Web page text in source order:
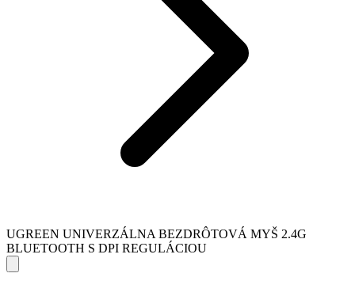
UGREEN UNIVERZÁLNA BEZDRÔTOVÁ MYŠ 2.4G
BLUETOOTH S DPI REGULÁCIOU